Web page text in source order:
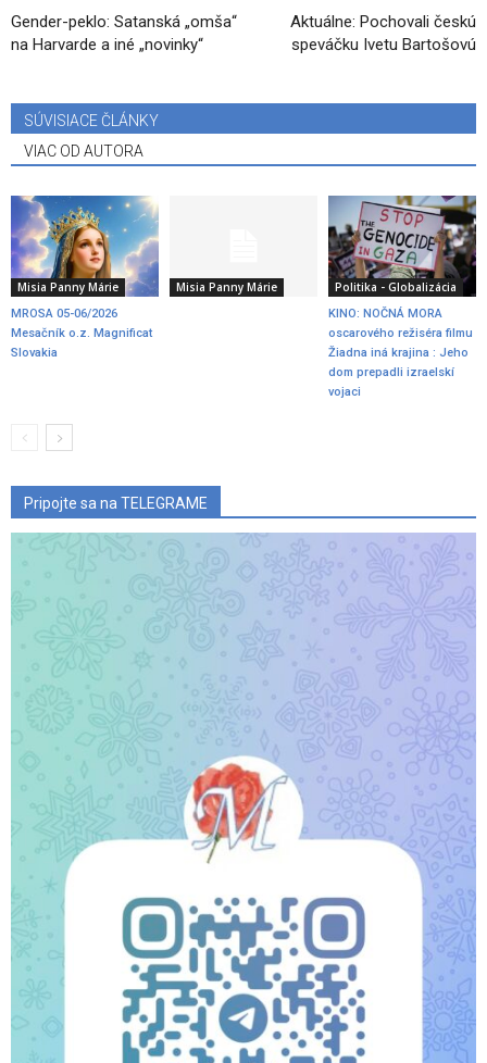
Gender-peklo: Satanská „omša“
na Harvarde a iné „novinky“
Aktuálne: Pochovali českú
speváčku Ivetu Bartošovú
SÚVISIACE ČLÁNKY
VIAC OD AUTORA
Misia Panny Márie
MROSA 05-06/2026
Mesačník o.z. Magnificat
Slovakia
Misia Panny Márie Politika - Globalizácia
KINO: NOČNÁ MORA
oscarového režiséra filmu
Žiadna iná krajina : Jeho
dom prepadli izraelskí
vojaci
Pripojte sa na TELEGRAME